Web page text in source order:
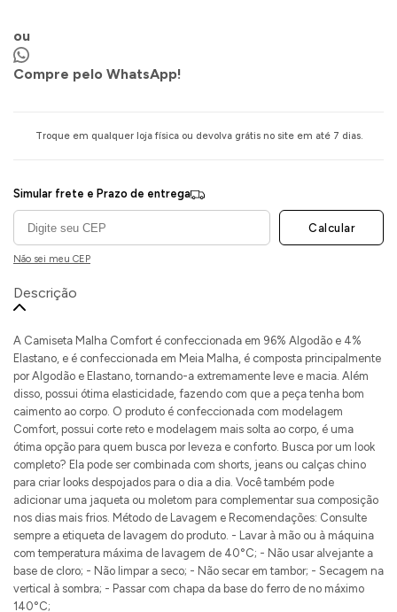
ou
Compre pelo WhatsApp!
Troque em qualquer loja física ou devolva grátis no site em até 7 dias.
Simular frete e Prazo de entrega
Calcular
Não sei meu CEP
Descrição
A Camiseta Malha Comfort é confeccionada em 96% Algodão e 4%
Elastano, e é confeccionada em Meia Malha, é composta principalmente
por Algodão e Elastano, tornando-a extremamente leve e macia. Além
disso, possui ótima elasticidade, fazendo com que a peça tenha bom
caimento ao corpo. O produto é confeccionada com modelagem
Comfort, possui corte reto e modelagem mais solta ao corpo, é uma
ótima opção para quem busca por leveza e conforto. Busca por um look
completo? Ela pode ser combinada com shorts, jeans ou calças chino
para criar looks despojados para o dia a dia. Você também pode
adicionar uma jaqueta ou moletom para complementar sua composição
nos dias mais frios. Método de Lavagem e Recomendações: Consulte
sempre a etiqueta de lavagem do produto. - Lavar à mão ou à máquina
com temperatura máxima de lavagem de 40°C; - Não usar alvejante a
base de cloro; - Não limpar a seco; - Não secar em tambor; - Secagem na
vertical à sombra; - Passar com chapa da base do ferro de no máximo
140°C;